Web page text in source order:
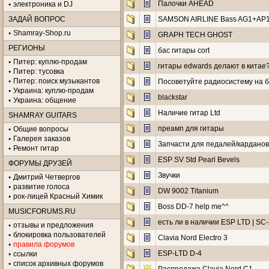
электроника и DJ
ЗАДАЙ ВОПРОС
Shamray-Shop.ru
РЕГИОНЫ
Питер: куплю-продам
Питер: тусовка
Питер: поиск музыкантов
Украина: куплю-продам
Украина: общение
SHAMRAY GUITARS
Общие вопросы
Галерея заказов
Ремонт гитар
ФОРУМЫ ДРУЗЕЙ
Дмитрий Четвергов
развитие голоса
рок-лицей Красный Химик
MUSICFORUMS.RU
отзывы и предложения
блокировка пользователей
правила форумов
ссылки
список архивных форумов
Палочки AHEAD
SAMSON AIRLINE Bass
GRAPH TECH GHOST
бас гитары cort
гитары edwards делают в
Посоветуйте радиосистему на
blackstar
Наличие гитар Ltd
преамп для гитары
Запчасти для педалей/
ESP SV Std Pearl Bevels
Звучки
DW 9002 Titanium
Boss DD-7 help me^^
есть ли в наличии ESP LTD |
Clavia Nord Electro 3
ESP-LTD D-4